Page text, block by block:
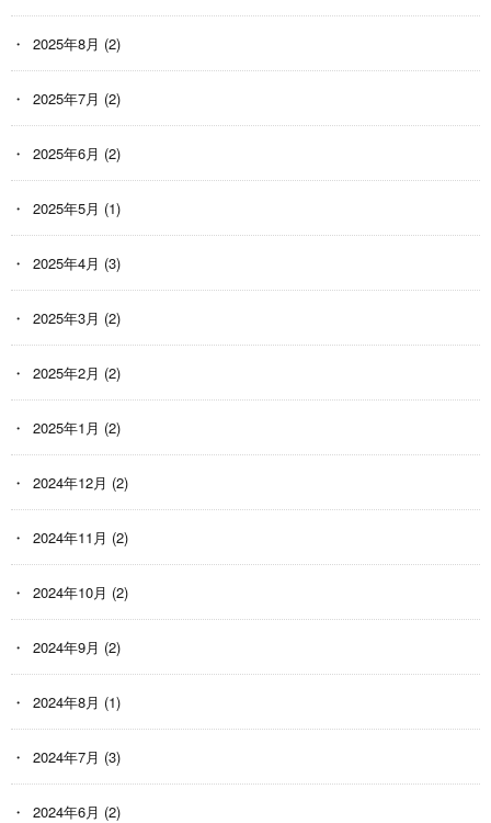
2025年8月 (2)
2025年7月 (2)
2025年6月 (2)
2025年5月 (1)
2025年4月 (3)
2025年3月 (2)
2025年2月 (2)
2025年1月 (2)
2024年12月 (2)
2024年11月 (2)
2024年10月 (2)
2024年9月 (2)
2024年8月 (1)
2024年7月 (3)
2024年6月 (2)